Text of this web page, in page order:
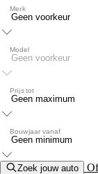
Merk
Model
Prijs tot
Bouwjaar vanaf
Zoek jouw auto